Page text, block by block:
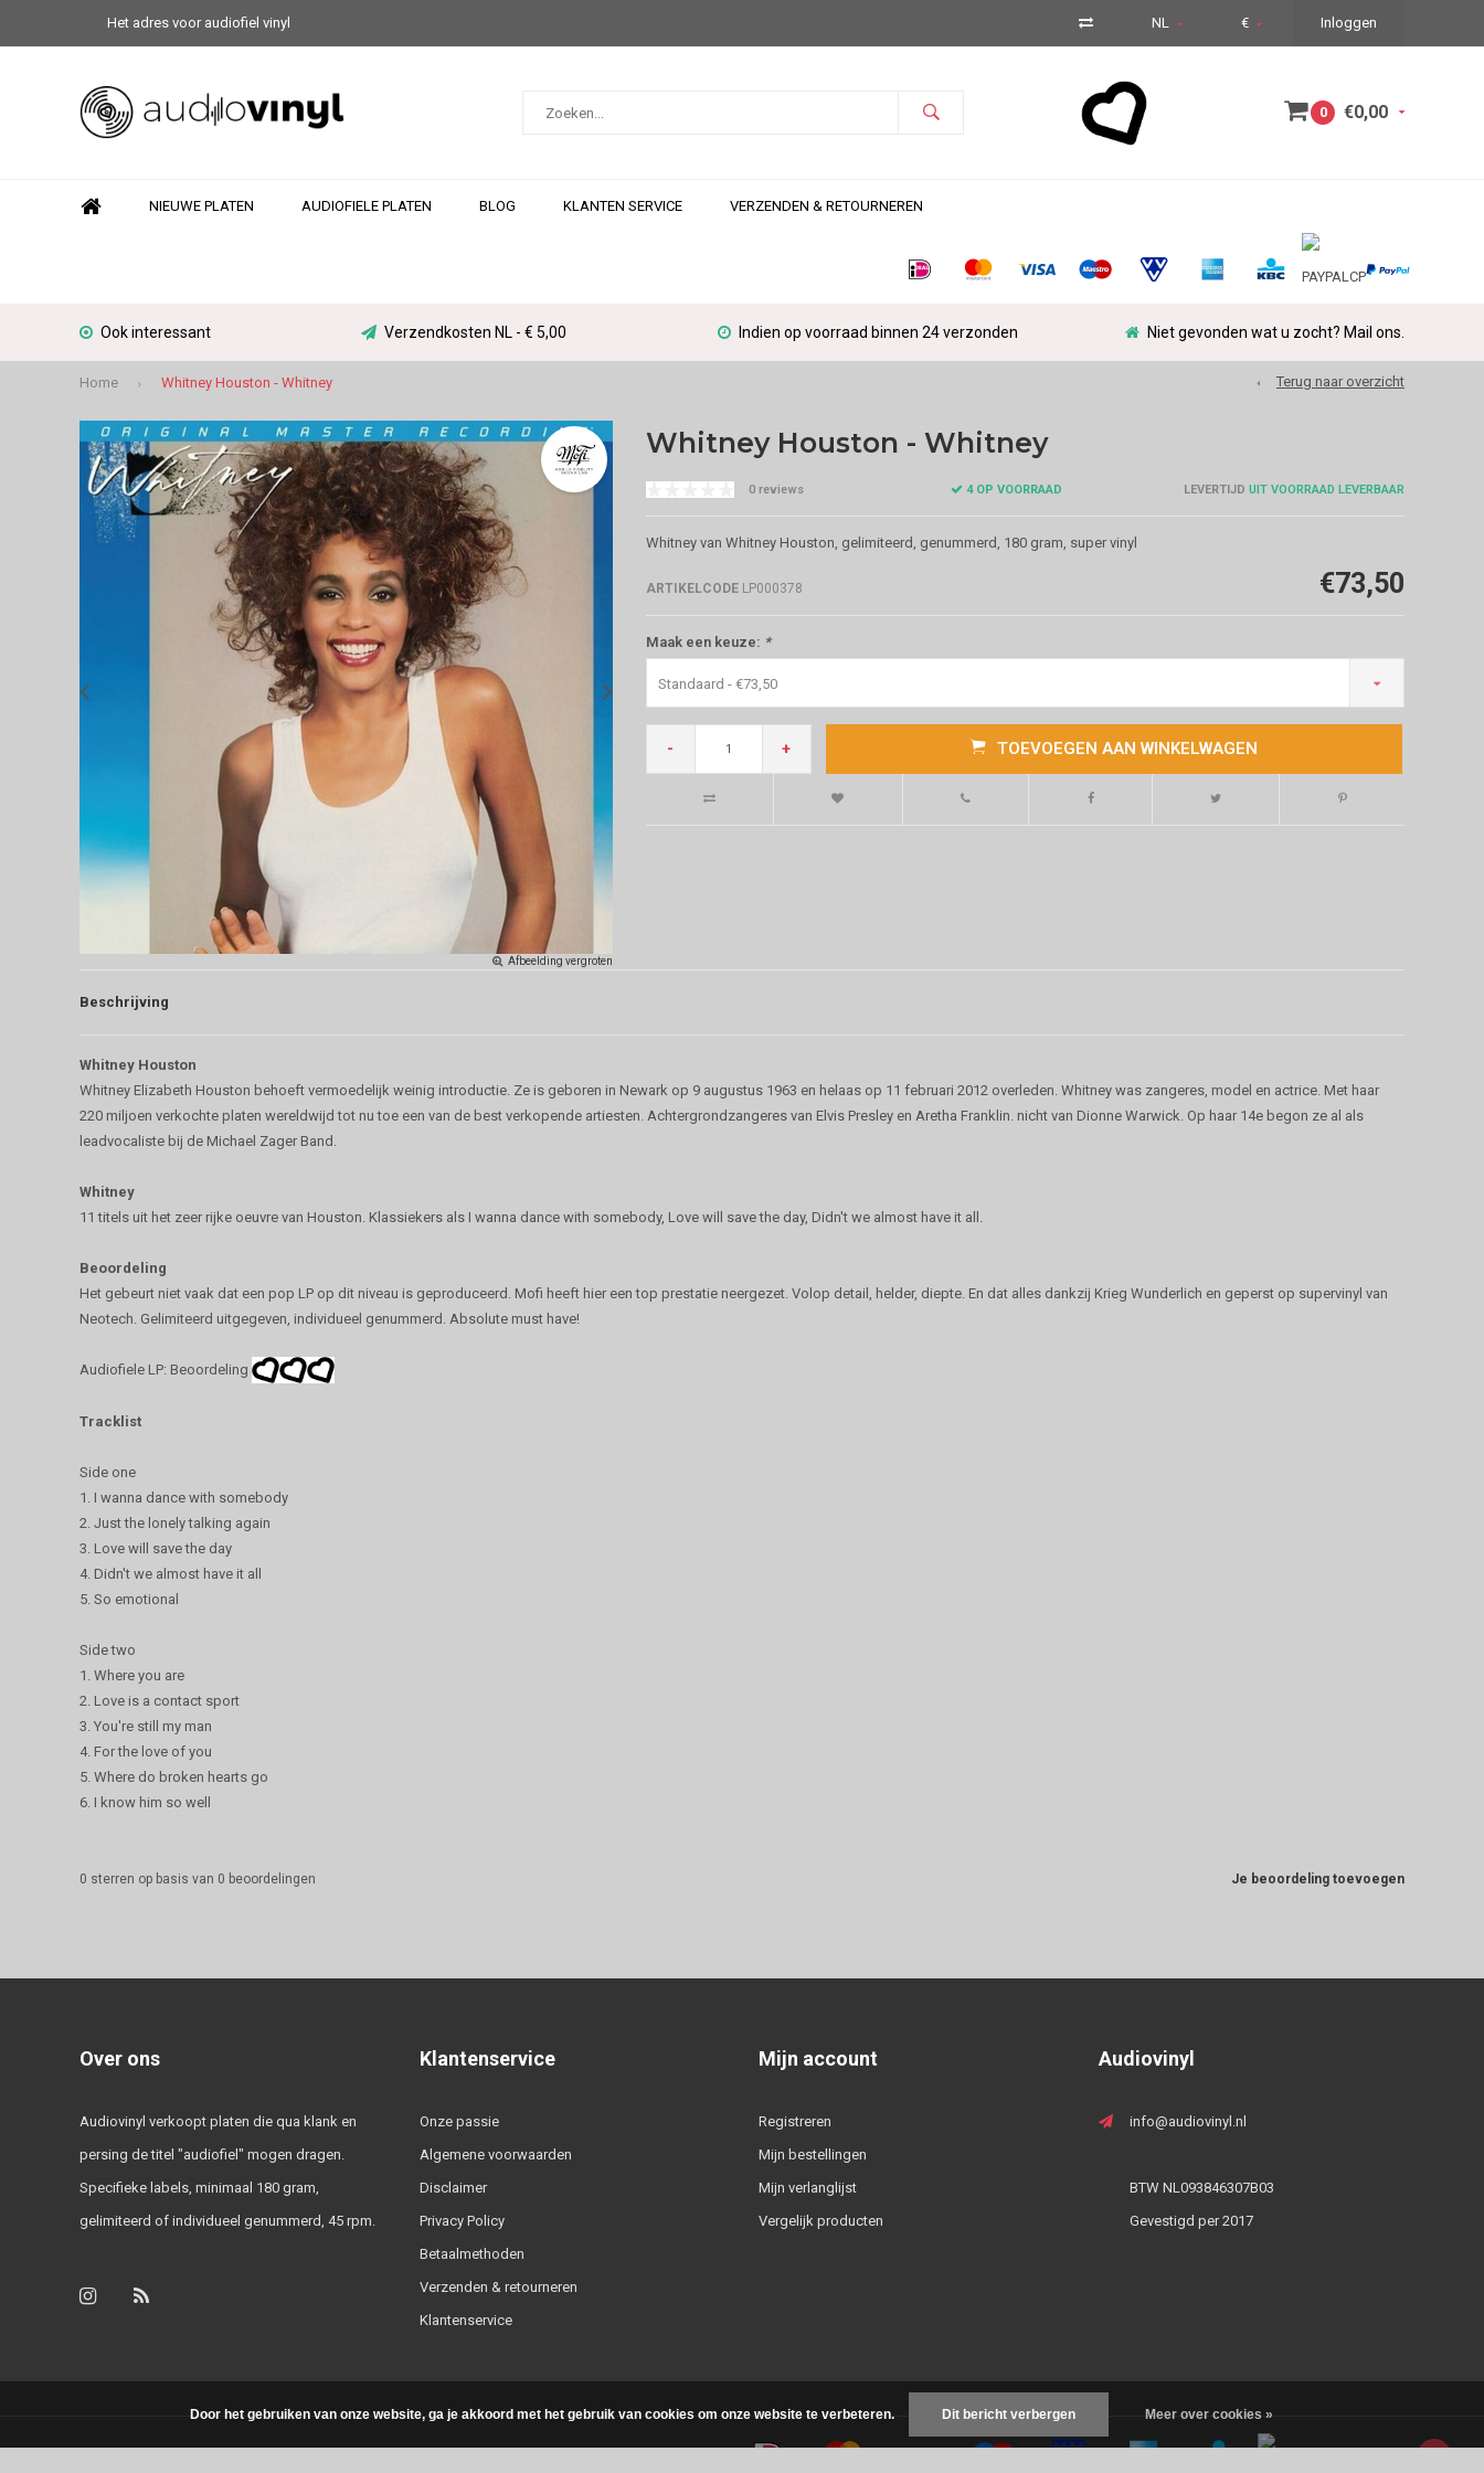
Het adres voor audiofiel vinyl NL € Inloggen
0 €0,00
NIEUWE PLATEN AUDIOFIELE PLATEN BLOG KLANTEN SERVICE VERZENDEN & RETOURNEREN
Ook interessant Verzendkosten NL - € 5,00 Indien op voorraad binnen 24 verzonden Niet gevonden wat u zocht? Mail ons.
Home Whitney Houston - Whitney Terug naar overzicht
Afbeelding vergroten
Whitney Houston - Whitney
0 reviews 4 OP VOORRAAD LEVERTIJD UIT VOORRAAD LEVERBAAR
Whitney van Whitney Houston, gelimiteerd, genummerd, 180 gram, super vinyl
ARTIKELCODELP000378 €73,50
Maak een keuze: *
Standaard - €73,50
- + TOEVOEGEN AAN WINKELWAGEN
Beschrijving
Whitney Houston
Whitney Elizabeth Houston behoeft vermoedelijk weinig introductie. Ze is geboren in Newark op 9 augustus 1963 en helaas op 11 februari 2012 overleden. Whitney was zangeres, model en actrice. Met haar
220 miljoen verkochte platen wereldwijd tot nu toe een van de best verkopende artiesten. Achtergrondzangeres van Elvis Presley en Aretha Franklin. nicht van Dionne Warwick. Op haar 14e begon ze al als
leadvocaliste bij de Michael Zager Band.
Whitney
11 titels uit het zeer rijke oeuvre van Houston. Klassiekers als I wanna dance with somebody, Love will save the day, Didn't we almost have it all.
Beoordeling
Het gebeurt niet vaak dat een pop LP op dit niveau is geproduceerd. Mofi heeft hier een top prestatie neergezet. Volop detail, helder, diepte. En dat alles dankzij Krieg Wunderlich en geperst op supervinyl van
Neotech. Gelimiteerd uitgegeven, individueel genummerd. Absolute must have!
Audiofiele LP: Beoordeling
Tracklist
Side one
1. I wanna dance with somebody
2. Just the lonely talking again
3. Love will save the day
4. Didn't we almost have it all
5. So emotional
Side two
1. Where you are
2. Love is a contact sport
3. You're still my man
4. For the love of you
5. Where do broken hearts go
6. I know him so well
Je beoordeling toevoegen
0 sterren op basis van 0 beoordelingen
Over ons
Audiovinyl verkoopt platen die qua klank en
persing de titel "audiofiel" mogen dragen.
Specifieke labels, minimaal 180 gram,
gelimiteerd of individueel genummerd, 45 rpm.
Klantenservice
Onze passie
Algemene voorwaarden
Disclaimer
Privacy Policy
Betaalmethoden
Verzenden & retourneren
Klantenservice
Mijn account
Registreren
Mijn bestellingen
Mijn verlanglijst
Vergelijk producten
Audiovinyl
info@audiovinyl.nl
BTW NL093846307B03
Gevestigd per 2017
Door het gebruiken van onze website, ga je akkoord met het gebruik van cookies om onze website te verbeteren. Dit bericht verbergen Meer over cookies »